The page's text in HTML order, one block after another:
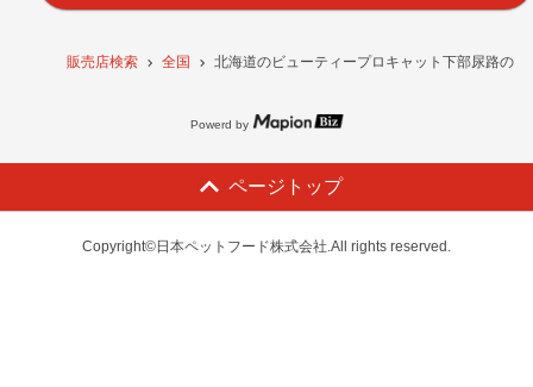
販売店検索 全国 北海道のビューティープロキャット下部尿路の
Powerd by
ページトップ
Copyright©日本ペットフード株式会社.All rights reserved.